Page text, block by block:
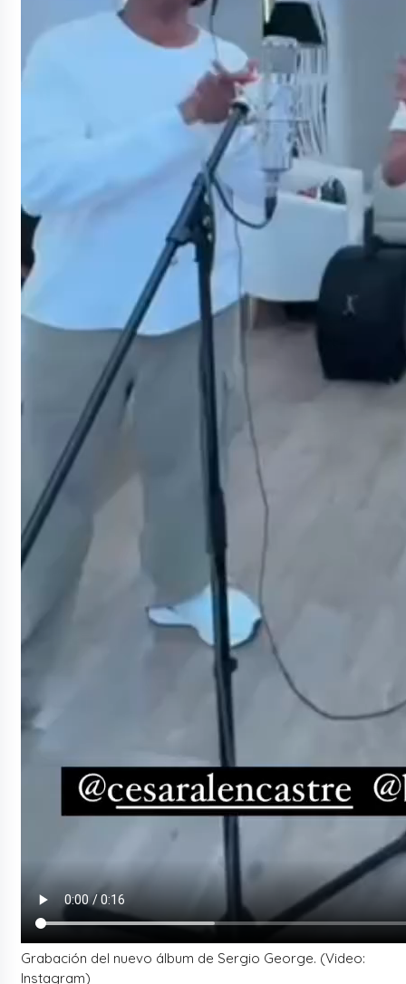
Grabación del nuevo álbum de Sergio George. (Video:
Instagram)